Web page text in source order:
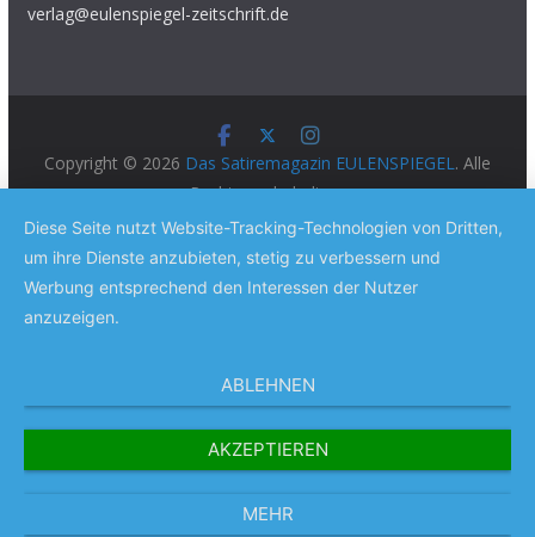
verlag@eulenspiegel-zeitschrift.de
Copyright © 2026 Das Satiremagazin EULENSPIEGEL. Alle
Rechte vorbehalten.
Theme:ColorMag Provon ThemeGrill. Präsentiert von
WordPress.
Diese Seite nutzt Website-Tracking-Technologien von Dritten,
um ihre Dienste anzubieten, stetig zu verbessern und
Werbung entsprechend den Interessen der Nutzer
anzuzeigen.
ABLEHNEN
AKZEPTIEREN
MEHR